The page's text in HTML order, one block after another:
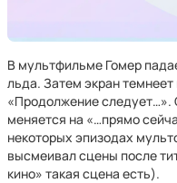
В мультфильме Гомер
льда. Затем экран
«Продолжение следует…».
меняется на «…прямо
некоторых эпизодах
высмеивал сцены после
кино» такая сцена есть).